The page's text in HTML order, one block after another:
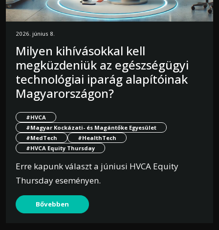
2026. június 8.
Milyen kihívásokkal kell
megküzdeniük az egészségügyi
technológiai iparág alapítóinak
Magyarországon?
#HVCA
#Magyar Kockázati- és Magántőke Egyesület
#MedTech
#HealthTech
#HVCA Equity Thursday
Erre kapunk választ a júniusi HVCA Equity
Thursday eseményen.
Bővebben